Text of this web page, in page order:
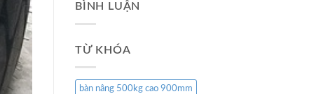
BÌNH LUẬN
TỪ KHÓA
bàn nâng 500kg cao 900mm